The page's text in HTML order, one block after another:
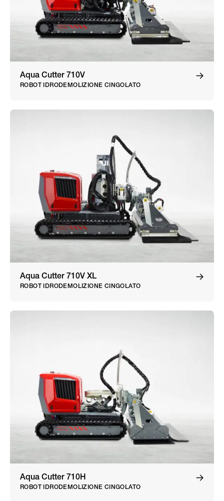
Aqua Cutter 710V
ROBOT IDRODEMOLIZIONE CINGOLATO
Aqua Cutter 710V XL
ROBOT IDRODEMOLIZIONE CINGOLATO
Aqua Cutter 710H
ROBOT IDRODEMOLIZIONE CINGOLATO